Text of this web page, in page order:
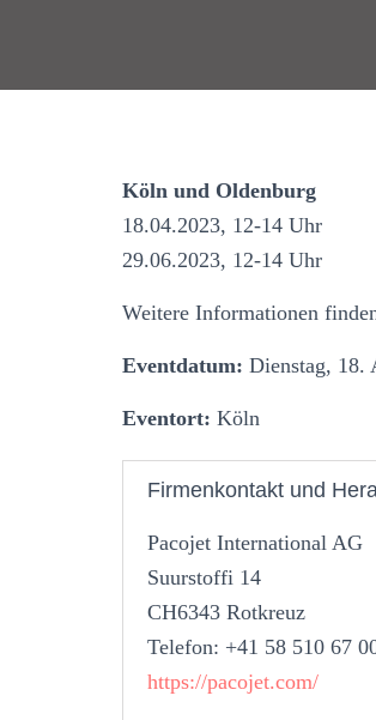
Köln und Oldenburg
18.04.2023, 12-14 Uhr
29.06.2023, 12-14 Uhr
Weitere Informationen
Eventdatum: Dienstag, 18.
Eventort: Köln
Firmenkontakt und
Pacojet International AG
Suurstoffi 14
CH6343 Rotkreuz
Telefon: +41 58 510 67
https://pacojet.com/